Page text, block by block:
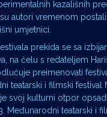
kazališnih
autori vremenom postali
umjetnici.
prekida se sa
na čelu s redateljem
preimenovati
teatarski i filmski festival
svoj kulturni otpor opsadi
Međunarodni teatarski i